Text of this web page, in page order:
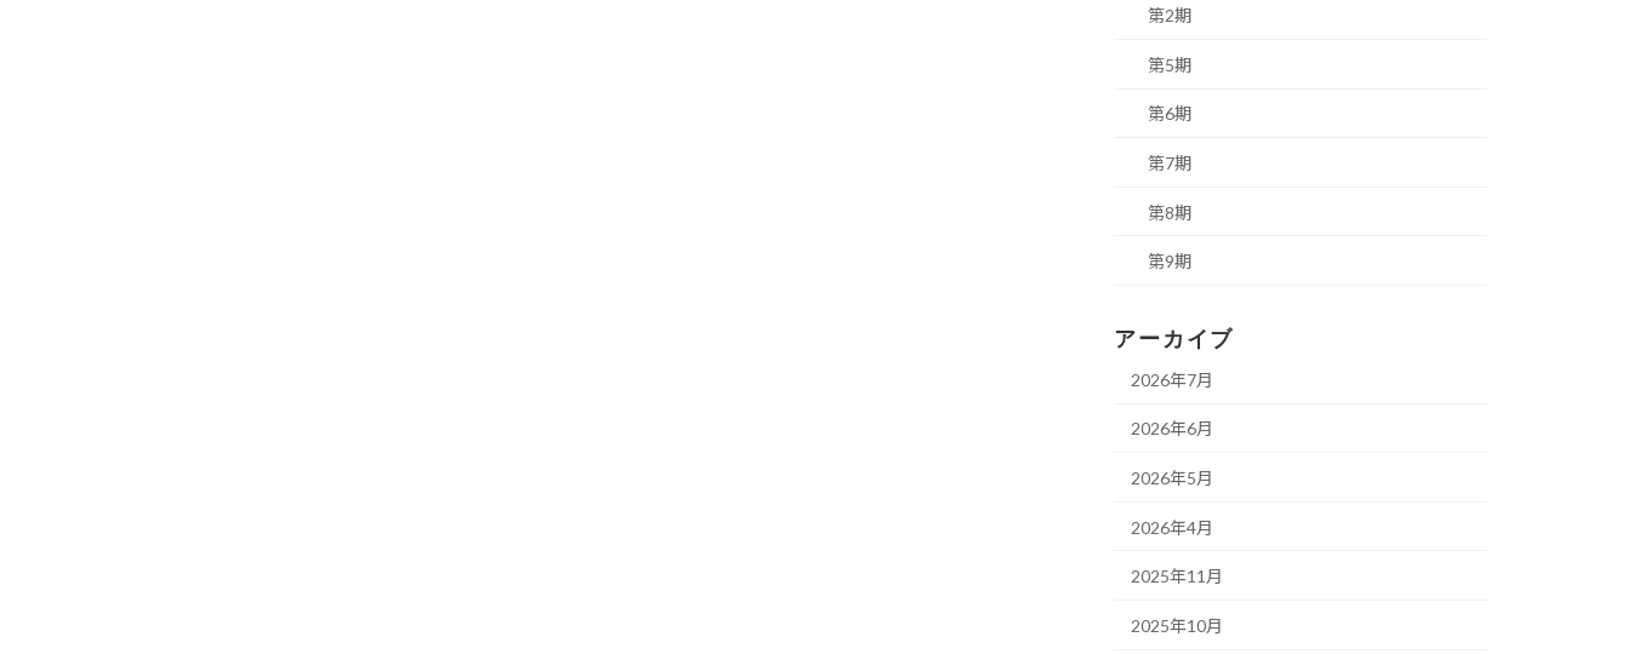
第2期
第5期
第6期
第7期
第8期
第9期
アーカイブ
2026年7月
2026年6月
2026年5月
2026年4月
2025年11月
2025年10月